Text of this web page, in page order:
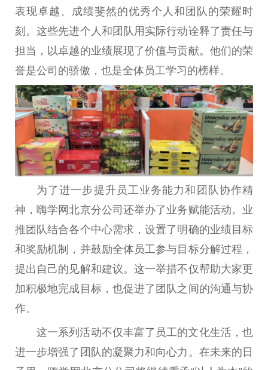
表现卓越、成绩斐然的优秀个人和团队的荣耀时
刻。这些先进个人和团队用实际行动诠释了责任与
担当，以卓越的业绩展现了价值与贡献。他们的荣
誉是公司的骄傲，也是全体员工学习的榜样。
为了进一步提升员工业务能力和团队协作精
神，嗨学网北京分公司还举办了业务赋能活动。业
推团队结合各个中心需求，设置了明确的业绩目标
和奖励机制，并鼓励全体员工参与目标分解过程，
提出自己的见解和建议。这一举措不仅帮助大家更
加积极地完成目标，也促进了团队之间的沟通与协
作。
这一系列活动不仅丰富了员工的文化生活，也
进一步增强了团队的凝聚力和向心力。在未来的日